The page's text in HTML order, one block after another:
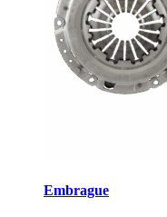
Embrague